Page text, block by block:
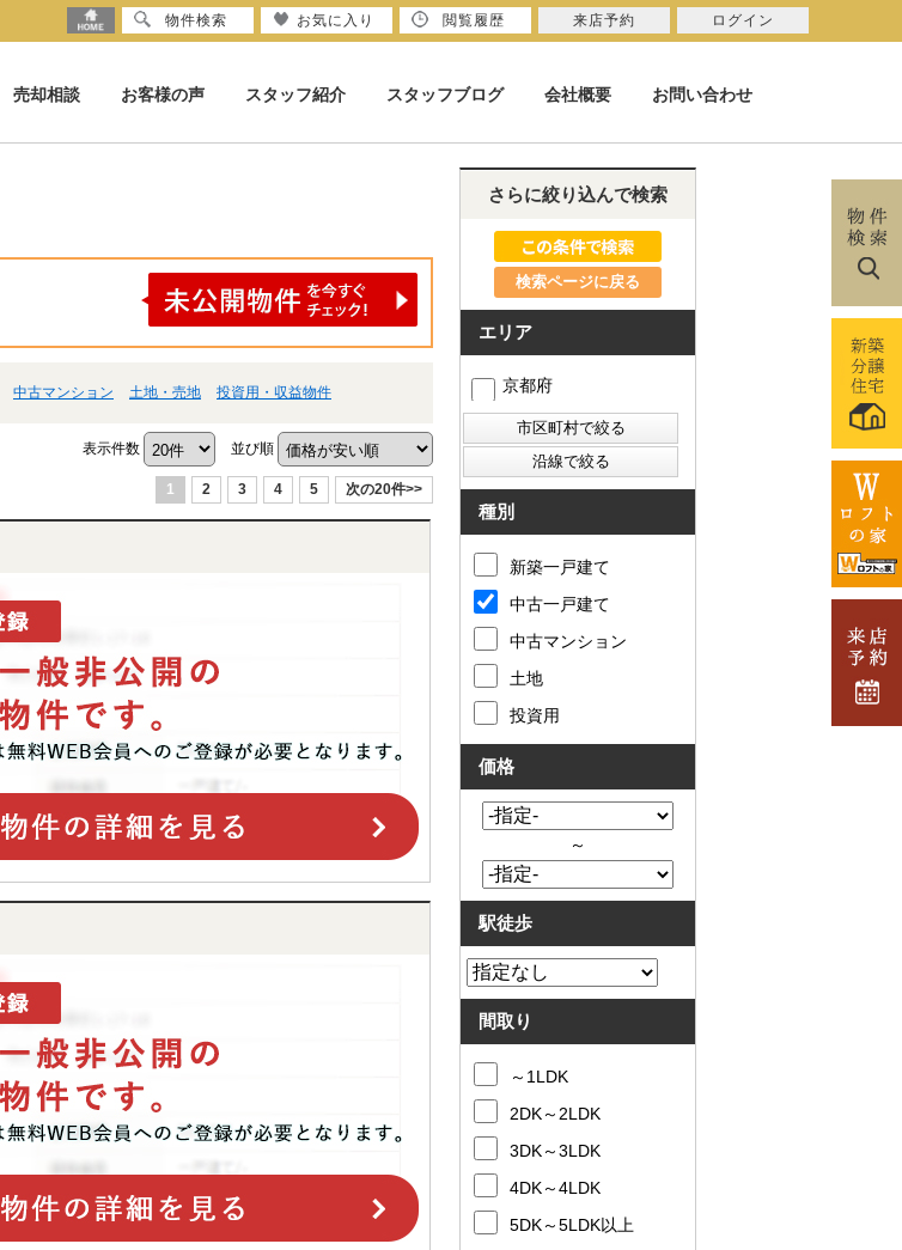
売却相談 お客様の声 スタッフ紹介 スタッフブログ 会社概要 お問い合わせ
中古マンション 土地・売地 投資用・収益物件
表示件数 並び順
1 2 3 4 5 次の20件>>
さらに絞り込んで検索
検索ページに戻る
エリア
京都府
種別
新築一戸建て
中古一戸建て
中古マンション
土地
投資用
価格
～
駅徒歩
間取り
～1LDK
2DK～2LDK
3DK～3LDK
4DK～4LDK
5DK～5LDK以上
物件検索 お気に入り 閲覧履歴 来店予約 ログイン